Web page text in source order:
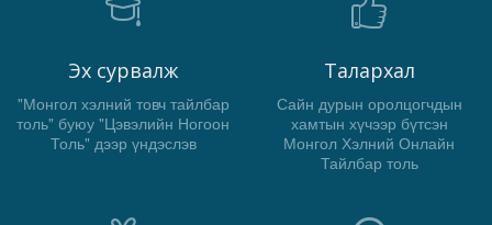
Эх сурвалж
"Монгол хэлний товч тайлбар
толь" буюу "Цэвэлийн Ногоон
Толь" дээр үндэслэв
Талархал
Сайн дурын оролцогчдын
хамтын хүчээр бүтсэн
Монгол Хэлний Онлайн
Тайлбар толь